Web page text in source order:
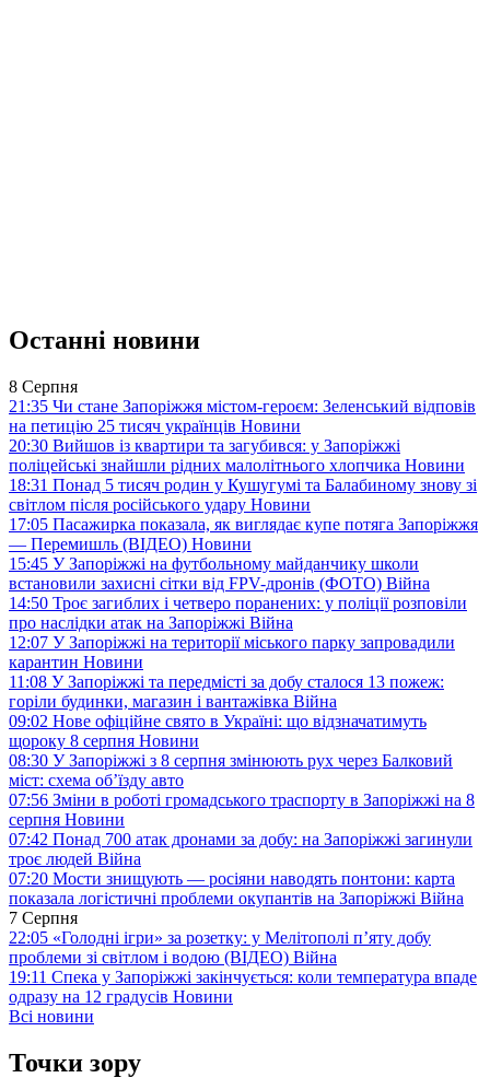
Останні новини
8 Серпня
21:35 Чи стане Запоріжжя містом-героєм: Зеленський відповів
на петицію 25 тисяч українців Новини
20:30 Вийшов із квартири та загубився: у Запоріжжі
поліцейські знайшли рідних малолітнього хлопчика Новини
18:31 Понад 5 тисяч родин у Кушугумі та Балабиному знову зі
світлом після російського удару Новини
17:05 Пасажирка показала, як виглядає купе потяга Запоріжжя
— Перемишль (ВІДЕО) Новини
15:45 У Запоріжжі на футбольному майданчику школи
встановили захисні сітки від FPV-дронів (ФОТО) Війна
14:50 Троє загиблих і четверо поранених: у поліції розповіли
про наслідки атак на Запоріжжі Війна
12:07 У Запоріжжі на території міського парку запровадили
карантин Новини
11:08 У Запоріжжі та передмісті за добу сталося 13 пожеж:
горіли будинки, магазин і вантажівка Війна
09:02 Нове офіційне свято в Україні: що відзначатимуть
щороку 8 серпня Новини
08:30 У Запоріжжі з 8 серпня змінюють рух через Балковий
міст: схема об’їзду авто
07:56 Зміни в роботі громадського траспорту в Запоріжжі на 8
серпня Новини
07:42 Понад 700 атак дронами за добу: на Запоріжжі загинули
троє людей Війна
07:20 Мости знищують — росіяни наводять понтони: карта
показала логістичні проблеми окупантів на Запоріжжі Війна
7 Серпня
22:05 «Голодні ігри» за розетку: у Мелітополі п’яту добу
проблеми зі світлом і водою (ВІДЕО) Війна
19:11 Спека у Запоріжжі закінчується: коли температура впаде
одразу на 12 градусів Новини
Всі новини
Точки зору